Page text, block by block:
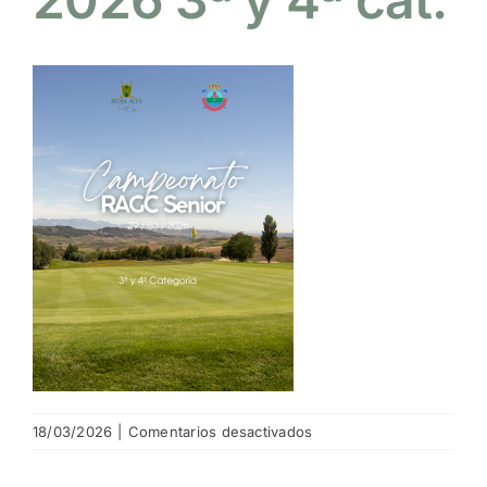
HAZTE SOCIO
OFERTAS
RESERVAR
18/03/2026 Comentarios desactivados